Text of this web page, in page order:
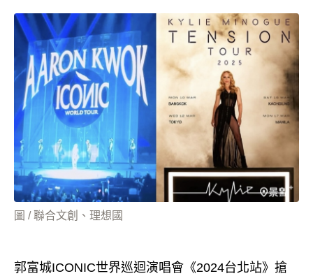
圖 / 聯合文創、理想國
郭富城ICONIC世界巡迴演唱會《2024台北站》搶